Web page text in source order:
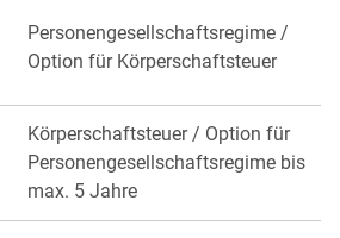
Personengesellschaftsregime /
Option für Körperschaftsteuer
Körperschaftsteuer / Option für
Personengesellschaftsregime bis
max. 5 Jahre